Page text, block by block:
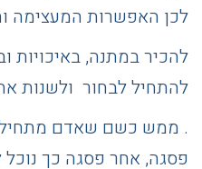
לכן האפשרות המעצימה
להכיר במתנה, באיכויות
להתחיל לבחור ולשנות
. ממש כשם שאדם
פסגה, אחר פסגה כך